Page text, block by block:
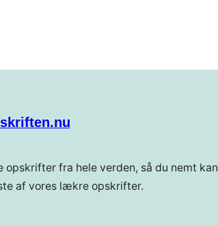
fra hele verden, så du nemt
af vores lækre opskrifter.